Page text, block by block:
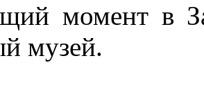
момент в
музей.